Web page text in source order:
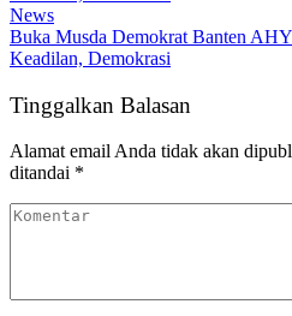
News
Buka Musda Demokrat Banten
Keadilan, Demokrasi
Tinggalkan Balasan
Alamat email Anda tidak akan
ditandai *